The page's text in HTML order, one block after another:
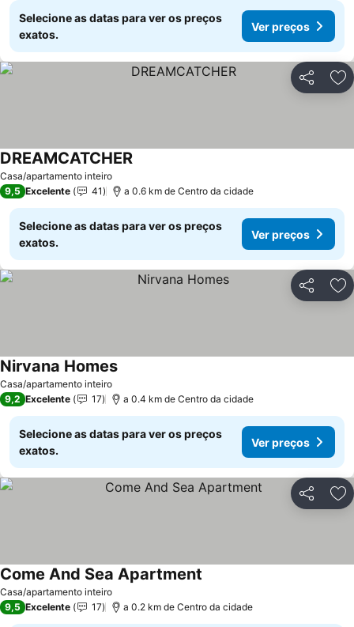
Selecione as datas para ver os preços
exatos.
Ver preços
Partilhar
Casa/apartamento inteiro
DREAMCATCHER
9,5 Excelente 41 a 0.6 km de Centro da cidade
Selecione as datas para ver os preços
exatos.
Ver preços
Partilhar
Casa/apartamento inteiro
Nirvana Homes
9,2 Excelente 17 a 0.4 km de Centro da cidade
Selecione as datas para ver os preços
exatos.
Ver preços
Partilhar
Casa/apartamento inteiro
Come And Sea Apartment
9,5 Excelente 17 a 0.2 km de Centro da cidade